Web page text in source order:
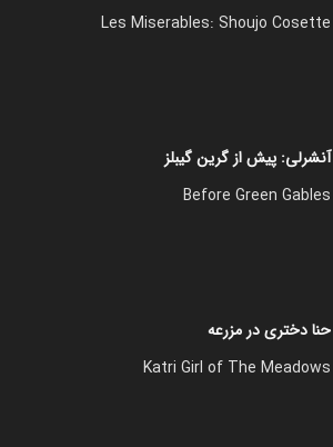
Les Miserables: Shoujo Cosette
آنشرلی: پیش از گرین گیبلز
Before Green Gables
حنا دختری در مزرعه
Katri Girl of The Meadows